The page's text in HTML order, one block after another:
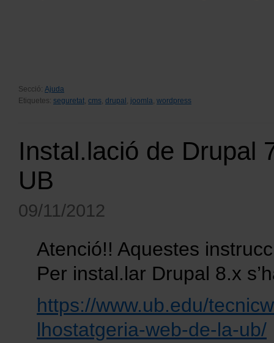
Secció: Ajuda
Etiquetes: seguretat, cms, drupal , joomla, wordpress
Instal.lació de Drupal
UB
09/11/2012
Atenció!! Aquestes
Per instal.lar Drupal 8.x
https://www.ub.edu/
lhostatgeria-web-de-la-ub/